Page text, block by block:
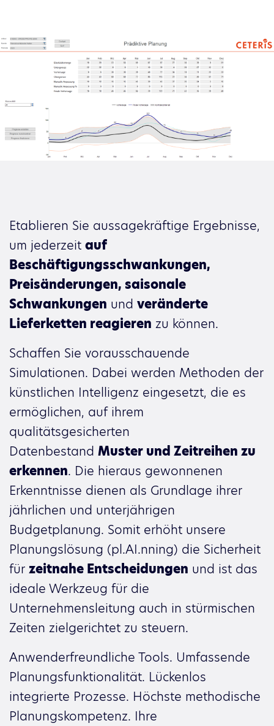
Etablieren Sie aussagekräftige Ergebnisse,
um jederzeit auf
Beschäftigungsschwankungen,
Preisänderungen, saisonale
Schwankungen und veränderte
Lieferketten reagieren zu können.
Schaffen Sie vorausschauende
Simulationen. Dabei werden Methoden der
künstlichen Intelligenz eingesetzt, die es
ermöglichen, auf ihrem
qualitätsgesicherten
Datenbestand Muster und Zeitreihen zu
erkennen. Die hieraus gewonnenen
Erkenntnisse dienen als Grundlage ihrer
jährlichen und unterjährigen
Budgetplanung. Somit erhöht unsere
Planungslösung (pl.AI.nning) die Sicherheit
für zeitnahe Entscheidungen und ist das
ideale Werkzeug für die
Unternehmensleitung auch in stürmischen
Zeiten zielgerichtet zu steuern.
Anwenderfreundliche Tools. Umfassende
Planungsfunktionalität. Lückenlos
integrierte Prozesse. Höchste methodische
Planungskompetenz. Ihre